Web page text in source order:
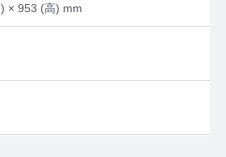
× 953 (高) mm